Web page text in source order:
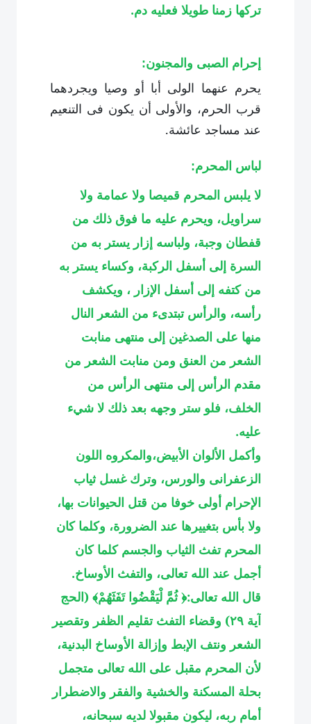
تركها زمنا طويلا فعليه دم.
إحرام الصبى والمجنون:
يحرم عنهما الولى أبا أو وصيا ويجردهما
قرب الحرم، والأولى أن يكون فى التنعيم
عند مساجد عائشة.
لباس المحرم:
لا يلبس المحرم قميصا ولا عمامة ولا
سراويل، ويحرم عليه ما فوق ذلك من
قفطان وجبة، ولباسه إزار يستر به من
السرة إلى أسفل الركبة، وكساء يستر به
من كتفه إلى أسفل الإزار ، ويكشف
رأسه، والرأس تبتدىء من الشعر النال
منها على الصدغين إلى منتهى منابت
الشعر من العنق ومن منابت الشعر من
مقدم الرأس إلى منتهى الرأس من
الخلف، فلو ستر وجهه بعد ذلك لا شيء
عليه.
وأكمل الألوان الأبيض،والمكروه اللون
الزعفرانى والورس، وترك غسل ثياب
الإحرام أولى خوفا من قتل الحيوانات بها،
ولا بأس بتغييرها عند الضرورة، وكلما كان
المحرم تفث الثياب والجسم كلما كان
أجمل عند الله تعالى، والتفث الأوساخ.
قال الله تعالى:﴿ ثُمَّ لْيَقْضُوا تَفَثَهُمْ﴾ (الحج
آية ٢٩) وقضاء التفث تقليم الظفر وتقصير
الشعر ونتف الإبط وإزالة الأوساخ البدنية،
لأن المحرم مقبل على الله تعالى متجمل
بحلة المسكنة والخشية والفقر والاضطرار
أمام ربه، ليكون مقبولا لديه سبحانه،